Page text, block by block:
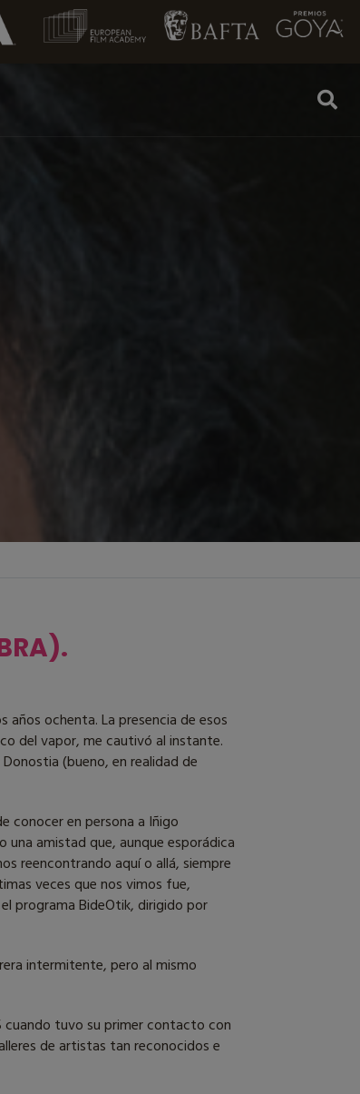
años ochenta. La presencia de esos
del vapor, me cautivó al instante.
(bueno, en realidad de
conocer en persona a Iñigo
amistad que, aunque esporádica
reencontrando aquí o allá, siempre
veces que nos vimos fue,
programa BideOtik, dirigido por
intermitente, pero al mismo
cuando tuvo su primer contacto con
de artistas tan reconocidos e